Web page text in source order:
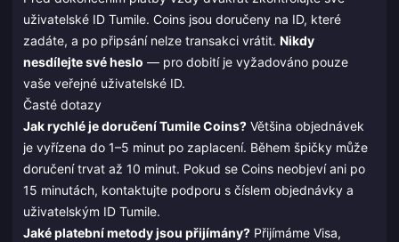
uživatelské ID Tumile. Coins jsou doručeny na ID, které
zadáte, a po připsání nelze transakci vrátit. Nikdy
nesdílejte své heslo — pro dobití je vyžadováno pouze
vaše veřejné uživatelské ID.
Časté dotazy
Jak rychlé je doručení Tumile Coins? Většina objednávek
je vyřízena do 1–5 minut po zaplacení. Během špičky může
doručení trvat až 10 minut. Pokud se Coins neobjeví ani po
15 minutách, kontaktujte podporu s číslem objednávky a
uživatelským ID Tumile.
Jaké platební metody jsou přijímány? Přijímáme Visa,